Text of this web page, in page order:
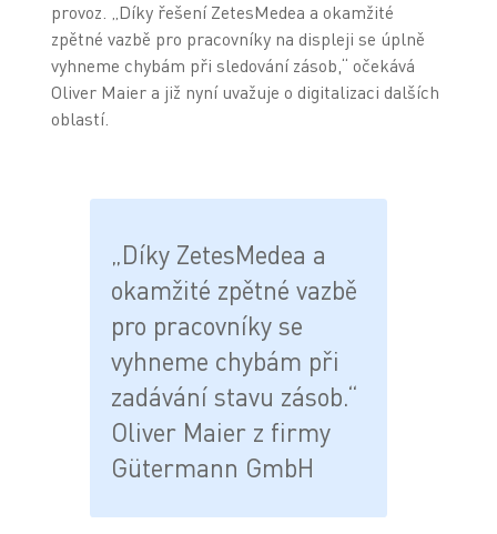
provoz. „Díky řešení ZetesMedea a okamžité
zpětné vazbě pro pracovníky na displeji se úplně
vyhneme chybám při sledování zásob,“ očekává
Oliver Maier a již nyní uvažuje o digitalizaci dalších
oblastí.
„Díky ZetesMedea a
okamžité zpětné vazbě
pro pracovníky se
vyhneme chybám při
zadávání stavu zásob.“
Oliver Maier z firmy
Gütermann GmbH